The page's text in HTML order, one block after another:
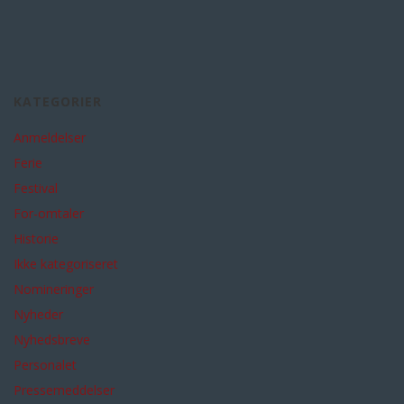
Anmeldelser
Ferie
Festival
For-omtaler
Historie
Ikke kategoriseret
Nomineringer
Nyheder
Nyhedsbreve
Personalet
Pressemeddelser